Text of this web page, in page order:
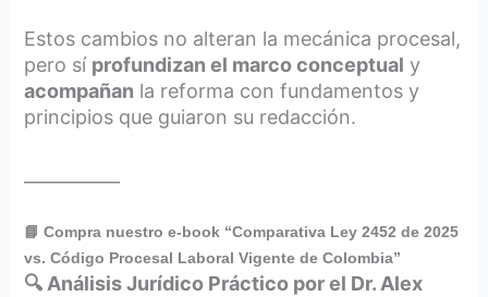
Estos cambios no alteran la mecánica procesal,
pero sí profundizan el marco conceptual y
acompañan la reforma con fundamentos y
principios que guiaron su redacción.
📘 Compra nuestro e-book “Comparativa Ley 2452 de 2025
vs. Código Procesal Laboral Vigente de Colombia”
🔍 Análisis Jurídico Práctico por el Dr. Alex